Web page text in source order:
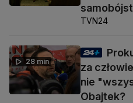
TVN24
28 min
za
nie
Obajtek?